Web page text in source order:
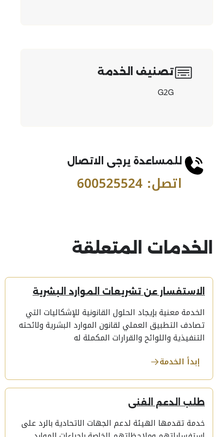
تصنيف الخدمة
G2G
للمساعدة يرجى الاتصال
اتصل: 600525524
الخدمات المتعلقة
الاستفسار عن تشريعات الموارد البشرية
الخدمة معنية بإيجاد الحلول القانونية للإشكاليات التي
تصادف التطبيق العملي لقانون الموارد البشرية ولائحته
التنفيذية واللوائح والقرارات المكملة له
إبدأ الخدمة
طلب الدعم الفني
خدمة تقدمها الهيئة لدعم الجهات الاتحادية بالرد على